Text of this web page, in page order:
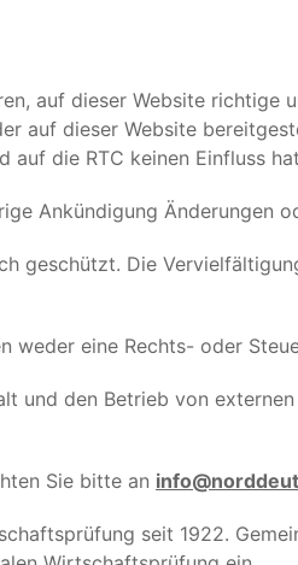
auf dieser Website
auf dieser Website
die RTC keinen Einfluss
Ankündigung Änderungen
geschützt. Die
weder eine Rechts- oder
und den Betrieb von
Sie bitte an
seit 1922.